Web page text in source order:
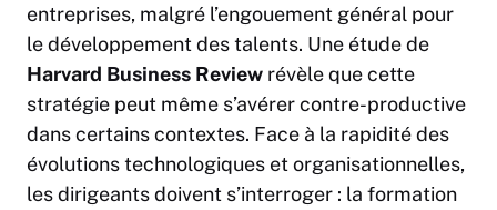
entreprises, malgré l’engouement général pour
le développement des talents. Une étude de
Harvard Business Review révèle que cette
stratégie peut même s’avérer contre-productive
dans certains contextes. Face à la rapidité des
évolutions technologiques et organisationnelles,
les dirigeants doivent s’interroger : la formation